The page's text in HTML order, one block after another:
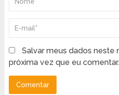
Salvar meus dados neste
próxima vez que eu comentar.